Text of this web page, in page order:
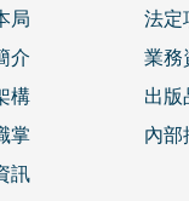
局
介
構
掌
訊
法定
業務
出版
內部